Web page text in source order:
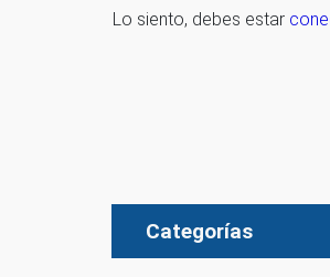
Lo siento, debes estar
Categorías